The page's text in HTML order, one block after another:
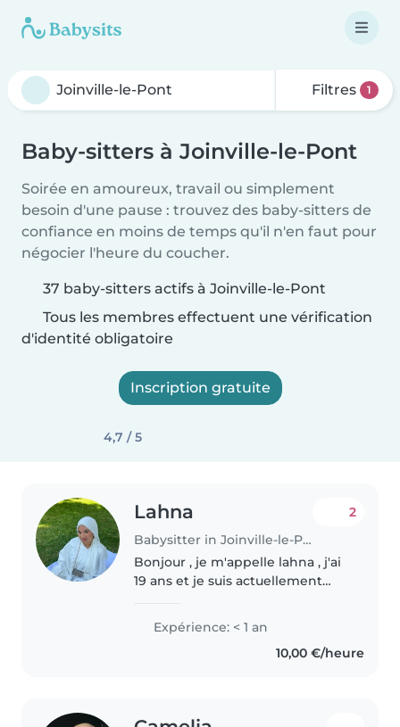
Filtres 1
Baby-sitters à Joinville-le-Pont
Soirée en amoureux, travail ou simplement
besoin d'une pause : trouvez des baby-sitters de
confiance en moins de temps qu'il n'en faut pour
négocier l'heure du coucher.
37 baby-sitters actifs à Joinville-le-Pont
Tous les membres effectuent une vérification
d'identité obligatoire
Inscription gratuite
4,7 / 5
Lahna
Babysitter in Joinville-le-Pont
2
Bonjour , je m'appelle lahna , j'ai
19 ans et je suis actuellement
supérieur. Aînée d'une famille ,
j'ai l'habitude de m'occuper de
ma petite sœur depuis..
Expérience: < 1 an
10,00 €/heure